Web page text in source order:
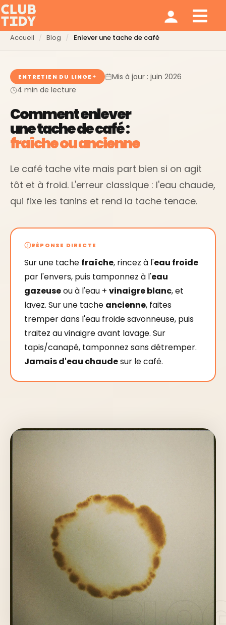
Accueil Blog Enlever une tache de café
ENTRETIEN DU LINGE
Mis à jour : juin 2026
4 min de lecture
Comment enlever
une tache de café :
fraîche ou ancienne
Le café tache vite mais part bien si on agit
tôt et à froid. L'erreur classique : l'eau chaude,
qui fixe les tanins et rend la tache tenace.
RÉPONSE DIRECTE
Sur une tache fraîche, rincez à l'eau froide
par l'envers, puis tamponnez à l'eau
gazeuseou à l'eau + vinaigre blanc, et
lavez. Sur une tache ancienne, faites
tremper dans l'eau froide savonneuse, puis
traitez au vinaigre avant lavage. Sur
tapis/canapé, tamponnez sans détremper.
Jamais d'eau chaudesur le café.